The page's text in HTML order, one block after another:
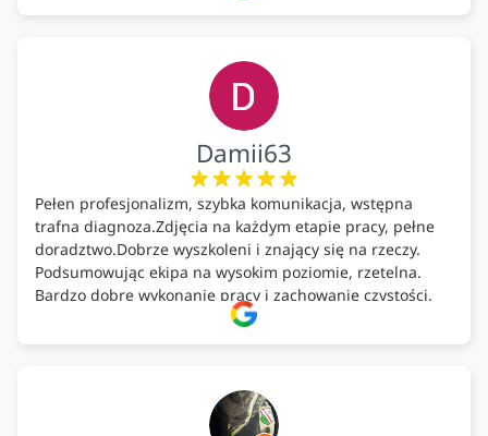
Damii63
Pełen profesjonalizm, szybka komunikacja, wstępna
trafna diagnoza.Zdjęcia na każdym etapie pracy, pełne
doradztwo.Dobrze wyszkoleni i znający się na rzeczy.
Podsumowując ekipa na wysokim poziomie, rzetelna.
Bardzo dobre wykonanie pracy i zachowanie czystości.